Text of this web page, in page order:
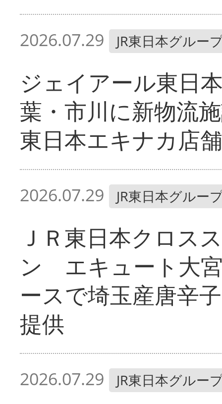
2026.07.29 JR東日本グルー
ジェイアール東日
葉・市川に新物流
東日本エキナカ店
2026.07.29 JR東日本グルー
ＪＲ東日本クロス
ン エキュート大
ースで埼玉産唐辛
提供
2026.07.29 JR東日本グルー